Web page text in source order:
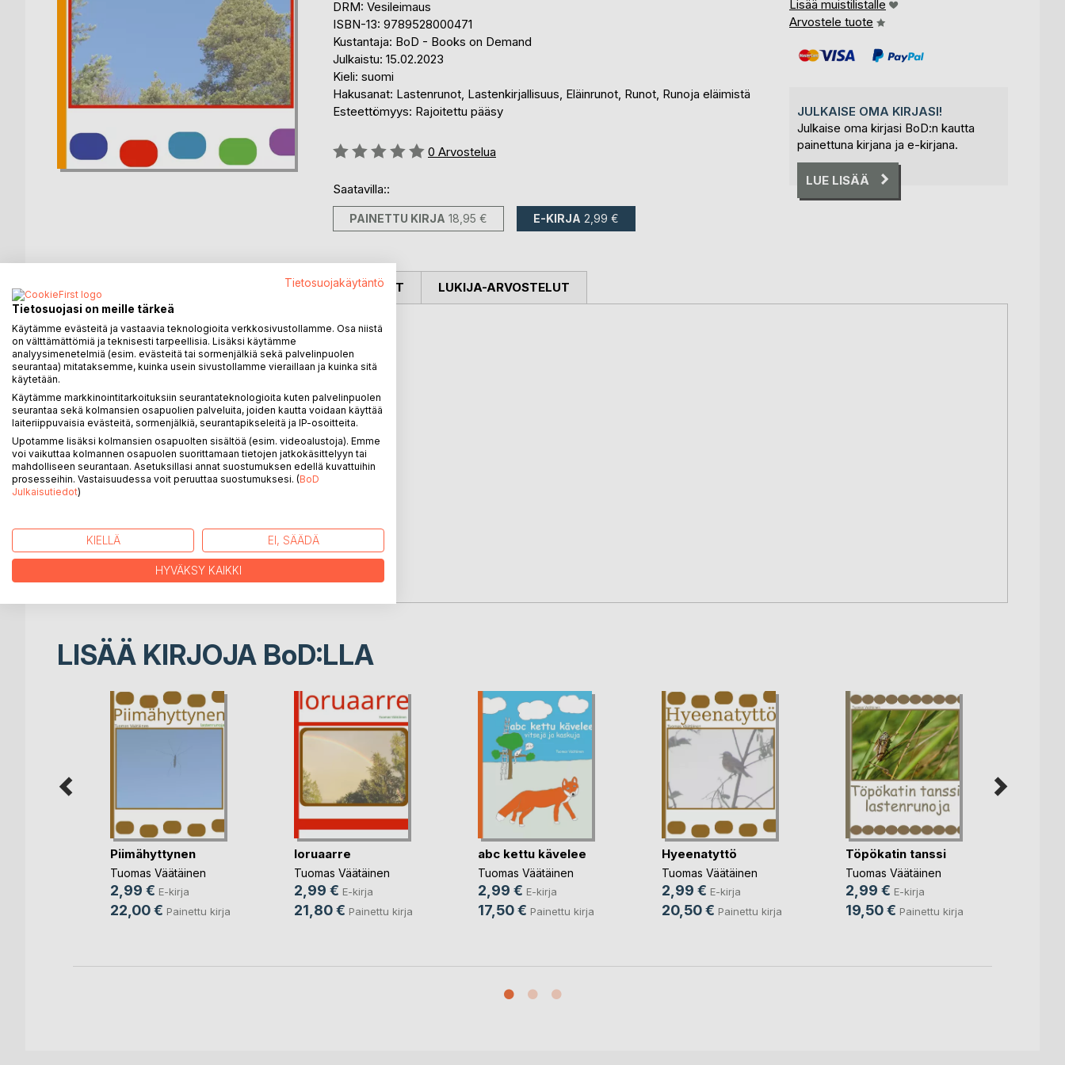
DRM: Vesileimaus
ISBN-13: 9789528000471
Kustantaja: BoD - Books on Demand
Julkaistu: 15.02.2023
Kieli: suomi
Hakusanat: Lastenrunot, Lastenkirjallisuus, Eläinrunot, Runot, Runoja eläimistä
Esteettömyys: Rajoitettu pääsy
Arvostelu::
0 Arvostelua
Saatavilla::
PAINETTU KIRJA 18,95 € E-KIRJA 2,99 €
Lisää muistilistalle
Arvostele tuote
JULKAISE OMA KIRJASI!
Julkaise oma kirjasi BoD:n kautta
painettuna kirjana ja e-kirjana.
LUE LISÄÄ
Sateenkaarilintu on
väreiltään verraton
Tälle linnulle ei pärjää missikisoissa edes fasaanikukko
loksauttaa leukojaan hämmästyksestä myös riikinkukko!
13 kpl niin mukavia lastenrunoja kuin
hieman eksoottisempiakin runoja
ja tietysti tämä sateenkaarilintu
Kuvina on eläin-, lintu- ym. luontovalokuvia
Sateenkaarilintu toivottaa rikkaita rakkaita lukuhetkiä!
LEHDISTÖARVOSTELUT LUKIJA-ARVOSTELUT
LISÄÄ KIRJOJA BoD:LLA
Piimähyttynen
Tuomas Väätäinen
2,99 € E-kirja
22,00 € Painettu kirja
loruaarre
Tuomas Väätäinen
2,99 € E-kirja
21,80 € Painettu kirja
abc kettu kävelee
Tuomas Väätäinen
2,99 € E-kirja
17,50 € Painettu kirja
Hyeenatyttö
Tuomas Väätäinen
2,99 € E-kirja
20,50 € Painettu kirja
Töpökatin tanssi
Tuomas Väätäinen
2,99 € E-kirja
19,50 € Painettu kirja
Tietosuojakäytäntö
Tietosuojasi on meille tärkeä
Käytämme evästeitä ja vastaavia teknologioita verkkosivustollamme. Osa niistä
on välttämättömiä ja teknisesti tarpeellisia. Lisäksi käytämme
analyysimenetelmiä (esim. evästeitä tai sormenjälkiä sekä palvelinpuolen
seurantaa) mitataksemme, kuinka usein sivustollamme vieraillaan ja kuinka sitä
käytetään.
Käytämme markkinointitarkoituksiin seurantateknologioita kuten palvelinpuolen
seurantaa sekä kolmansien osapuolien palveluita, joiden kautta voidaan käyttää
laiteriippuvaisia evästeitä, sormenjälkiä, seurantapikseleitä ja IP-osoitteita.
Upotamme lisäksi kolmansien osapuolten sisältöä (esim. videoalustoja). Emme
voi vaikuttaa kolmannen osapuolen suorittamaan tietojen jatkokäsittelyyn tai
mahdolliseen seurantaan. Asetuksillasi annat suostumuksen edellä kuvattuihin
prosesseihin. Vastaisuudessa voit peruuttaa suostumuksesi. (BoD
Julkaisutiedot)
KIELLÄ EI, SÄÄDÄ
HYVÄKSY KAIKKI